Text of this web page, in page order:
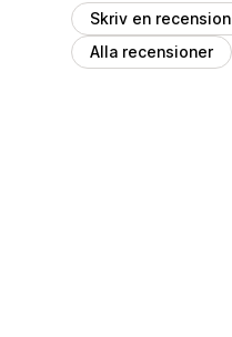
Skriv en recension
Alla recensioner